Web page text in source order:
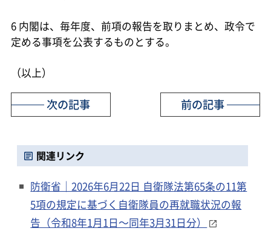
6 内閣は、毎年度、前項の報告を取りまとめ、政令で
定める事項を公表するものとする。
（以上）
前の記事
次の記事
関連リンク
防衛省｜2026年6月22日 自衛隊法第65条の11第
5項の規定に基づく自衛隊員の再就職状況の報
告（令和8年1月1日～同年3月31日分）